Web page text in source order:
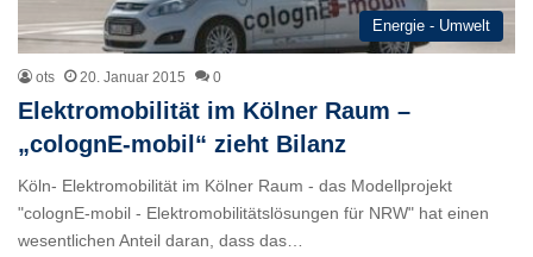
Energie - Umwelt
ots 20. Januar 2015 0
Elektromobilität im Kölner Raum –
„colognE-mobil“ zieht Bilanz
Köln- Elektromobilität im Kölner Raum - das Modellprojekt
"colognE-mobil - Elektromobilitätslösungen für NRW" hat einen
wesentlichen Anteil daran, dass das…